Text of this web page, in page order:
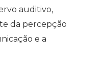
auditivo,
da percepção
e a